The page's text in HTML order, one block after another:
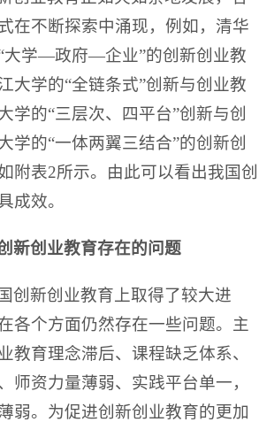
在不断探索中涌现，例如，清华
大学—政府—企业”的创新创业教
大学的“全链条式”创新与创业教
学的“三层次、四平台”创新与创
学的“一体两翼三结合”的创新创
附表2所示。由此可以看出我国创
成效。
新创业教育存在的问题
创新创业教育上取得了较大进
各个方面仍然存在一些问题。主
教育理念滞后、课程缺乏体系、
师资力量薄弱、实践平台单一，
弱。为促进创新创业教育的更加